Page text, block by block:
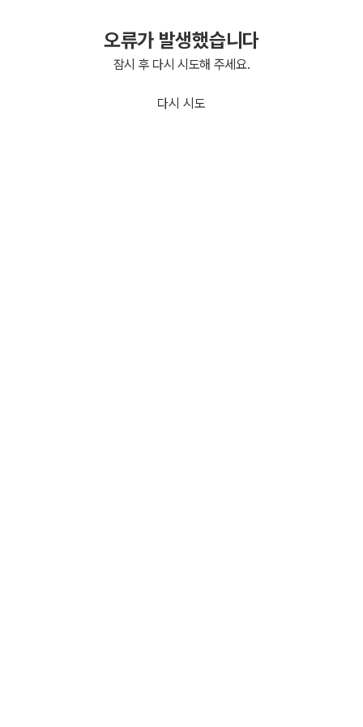
오류가 발생했습니다
잠시 후 다시 시도해 주세요.
다시 시도